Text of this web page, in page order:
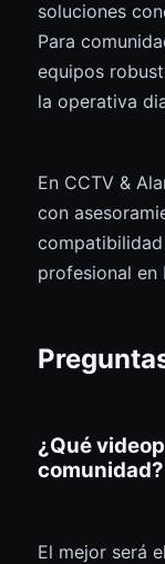
soluciones
Para
equipos
la operativa
En CCTV &
con
profesional en
¿Qué
comunidad?
El mejor será